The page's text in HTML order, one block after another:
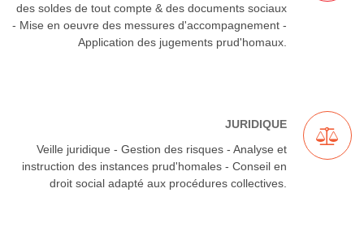
des soldes de tout compte & des documents sociaux
- Mise en oeuvre des messures d'accompagnement -
Application des jugements prud'homaux.
JURIDIQUE
Veille juridique - Gestion des risques - Analyse et
instruction des instances prud'homales - Conseil en
droit social adapté aux procédures collectives.